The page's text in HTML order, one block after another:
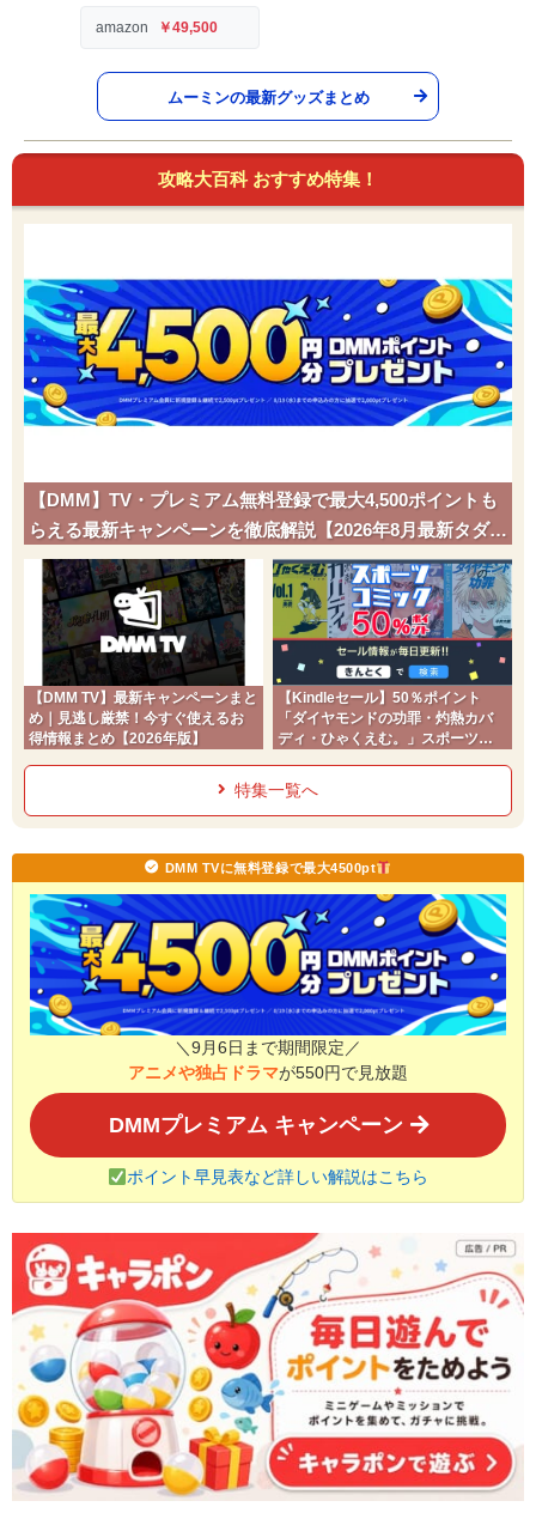
amazon ￥49,500
ムーミンの最新グッズまとめ
攻略大百科 おすすめ特集！
【DMM】TV・プレミアム無料登録で最大4,500ポイントも
らえる最新キャンペーンを徹底解説【2026年8月最新タダポ
チ】
【DMM TV】最新キャンペーンまと
め｜見逃し厳禁！今すぐ使えるお
得情報まとめ【2026年版】
【Kindleセール】50％ポイント
「ダイヤモンドの功罪・灼熱カバ
ディ・ひゃくえむ。」スポーツコ
特集一覧へ
DMM TVに無料登録で最大4500pt
＼9月6日まで期間限定／
アニメや独占ドラマが550円で見放題
DMMプレミアム キャンペーン
ポイント早見表など詳しい解説はこちら